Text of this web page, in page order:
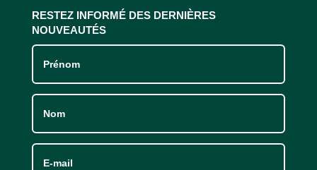
RESTEZ INFORMÉ DES DERNIÈRES
NOUVEAUTÉS